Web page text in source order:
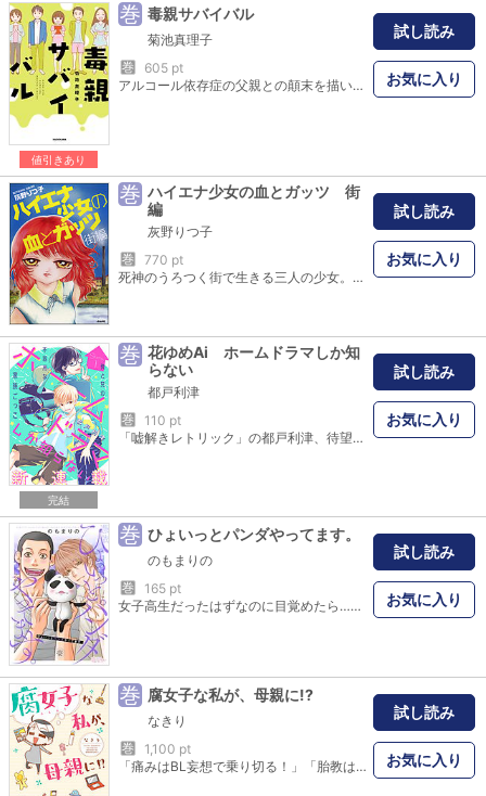
値引きあり
巻 毒親サバイバル
菊池真理子
巻
605 pt
アルコール依存症の父親との顛末を描いた「酔うと化け物になる父がつらい」で 世に衝撃と共感をもたらした菊池真理子さんが 今度は毒親から生還した10人を取材してコミックにまとめました。 菊池さん自身も含めて登場する、有名無名の11人の人々が 親から受けた傷はみんな違います。 アルコール依存症の親、暴言と暴力の親、価値観を一方的に押し付ける親、 果てしなくお金をむしりとる親、そんな状況を見て見ぬふりする親……。 その体験談は赤裸々。 毒親に育てられた子どもたちにとっての最大の悲劇は、 「家族ってこんなもの」「これが当たり前」と思いながら育ち、 自分が悪い、自分がヘンだとの想いから逃れられないこと。 大人になってからは「連鎖」におびえること。 本書は、親と同じ道を選ばないために、全身、全力でサバイバルしていく11人のさまを、 リアルにコミック化した、コミックだからなしえた作品です。 本書が、傷を負って生きてきた人たちが、傷を負い続けないヒントとなりますように……。 【以下、はじめにより】 「どんな親でも子どもを愛してるんだから」 とか 「育ててくれた親に感謝しなよ」 とか 「親と不仲のヤツはヤバい」 とか 「親を捨てるなんて不孝者」 とかとか。 そんなバカなこと、言わない世の中にしたい。 本当は、愛で満ちた天国のような家ばかりになるのが理想だけど、それがムリなら。 あの子が大人になった時、あたり前のように、親から逃げるって選択ができる世の中に。 逃げてから、さらに傷つけられたりしない世の中に。 それが私たち元子どもの、できることかなと思います。 菊池真理子
試し読み
お気に入り
巻 ハイエナ少女の血とガッツ 街
編
灰野りつ子
巻
770 pt
死神のうろつく街で生きる三人の少女。子供たちは遊ぶことよりも生きることに必死だった。夫が失踪したことから味が崩壊してしまったラーメン屋「ナナ」に現れた黒服の料理人から、街の地獄が始まろうとしている……。
試し読み
お気に入り
完結
巻 花ゆめAi ホームドラマしか知
らない
都戸利津
巻
110 pt
「嘘解きレトリック」の都戸利津、待望の新連載！ 小６の夏休み、2人暮らしの父親から家を出るように言われた怜央。再婚した母を頼って、義理の兄と初めて対面することになった怜央の前に現れたのは…？（38Ｐ）(この作品はウェブ・マガジン：花ゆめAi Vol.17に収録されています。重複購入にご注意ください。)
試し読み
お気に入り
巻 ひょいっとパンダやってます。
のもまりの
巻
165 pt
女子高生だったはずなのに目覚めたら…――パンダでした。通学途中、歩道橋の上から“なにか”を見下ろすイケメン男子高校生に見とれていると歩きスマホをしているラッパーみたいな不良にぶつかられてしまいピンチ！と思いきやキレた不良はイケメンに八つ当たり。そんな中、なんとイケメンは華麗な投げ技で不良をやっつけてしまう。無言で立ち去るイケメン。「さっき何見てたんだろ」イケメンの見ていたものが気になり橋から身を乗り出すがそのはずみでなんと橋から落ちてしまい――！？【恋するソワレ】 この作品は「恋するソワレ」2018年Vol．10に収録されています。
試し読み
お気に入り
巻 腐女子な私が、母親に!?
なきり
巻
1,100 pt
「痛みはBL妄想で乗り切る！」「胎教はゲーム音楽のオーケストラ♪」「安定期なら、同人イベントに行ける…？」いきなり妊娠（リアル）に直面した腐女子の、あたふた妊婦1年生日記！
試し読み
お気に入り